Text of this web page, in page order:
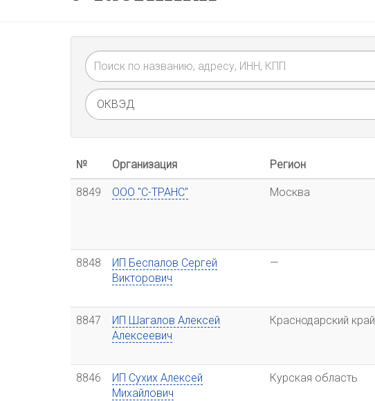
№ Организация Регион
8849 ООО "С-ТРАНС" Москва
8848
ИП Беспалов Сергей
Викторович
—
8847
ИП Шагалов Алексей
Алексеевич
Краснодарский край
8846
ИП Сухих Алексей
Михайлович
Курская область